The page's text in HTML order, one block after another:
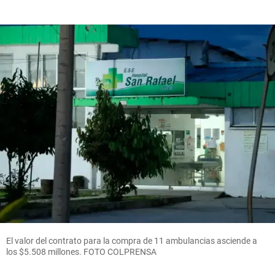
El valor del contrato para la compra de 11 ambulancias asciende a
los $5.508 millones. FOTO COLPRENSA